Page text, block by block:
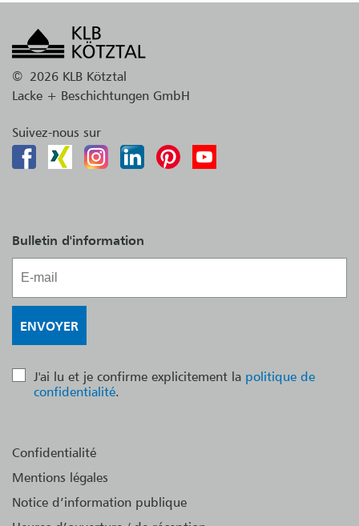
© 2026 KLB Kötztal
Lacke + Beschichtungen GmbH
Suivez-nous sur
Bulletin d'information
J'ai lu et je confirme explicitement la politique de
confidentialité.
Confidentialité
Mentions légales
Notice d’information publique